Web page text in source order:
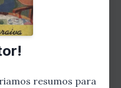
emocional ou física.
resumos para